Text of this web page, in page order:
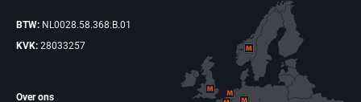
BTW: NL0028.58.368.B.01
KVK: 28033257
Over ons